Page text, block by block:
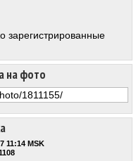
11:14 MSK
на фото
зарегистрированные